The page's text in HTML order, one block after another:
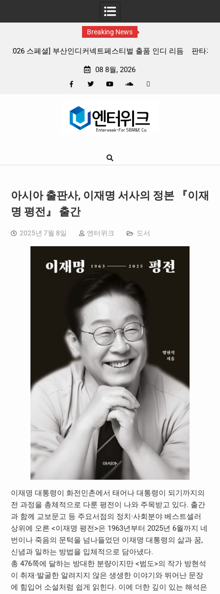
Breaking News
판타지 케이팝 애니메이션 ‘고스트밴드’ 8월 26일(수) 개봉
08 8월, 2026
Google
아시아 출판사, 이재명 서사의 정본 『이재
명 평전』 출간
2025년 7월 8일 엔터위크 도서
이재명 대통령이 화전민촌에서 태어나 대통령이 되기까지의
전 과정을 총체적으로 다룬 평전이 나와 주목받고 있다. 출간
과 함께 교보문고 등 주요서점의 정치·사회분야 베스트셀러
상위에 오른 <이재명 평전>은 1963년부터 2025년 6월까지 네
번이나 죽음의 문턱을 넘나들었던 이재명 대통령의 삶과 꿈,
신념과 일하는 방법을 입체적으로 담아냈다.
총 476쪽에 달하는 방대한 분량이지만 <범도>의 작가 방현석
이 취재·발굴한 알려지지 않은 생생한 이야기와 뛰어난 문장
에 힘입어 소설처럼 쉽게 읽힌다. 이에 더한 깊이 있는 해석은